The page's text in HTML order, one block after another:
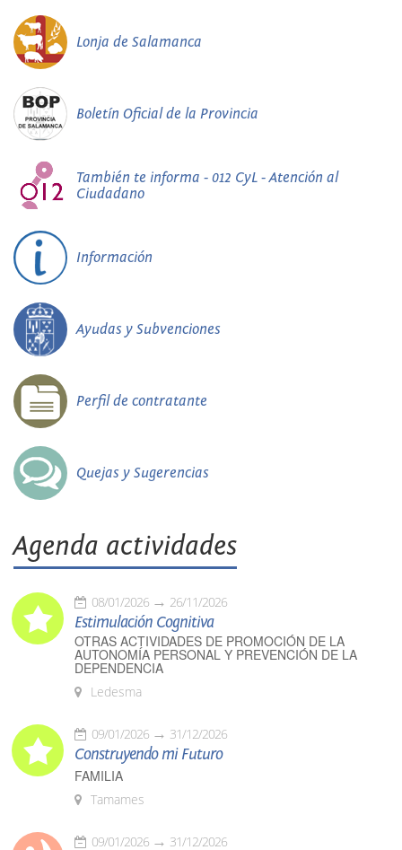
Lonja de Salamanca
Boletín Oficial de la Provincia
También te informa - 012 CyL - Atención al
Ciudadano
Información
Ayudas y Subvenciones
Perfil de contratante
Quejas y Sugerencias
Agenda actividades
08/01/2026 26/11/2026
Estimulación Cognitiva
OTRAS ACTIVIDADES DE PROMOCIÓN DE LA
AUTONOMÍA PERSONAL Y PREVENCIÓN DE LA
DEPENDENCIA
Ledesma
09/01/2026 31/12/2026
Construyendo mi Futuro
FAMILIA
Tamames
09/01/2026 31/12/2026